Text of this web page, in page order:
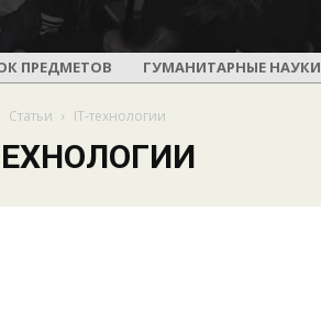
ПРЕДМЕТОВ ГУМАНИТАРНЫЕ НАУКИ
Статьи IT-технологии